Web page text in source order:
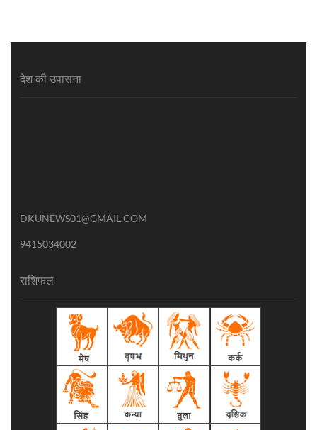
देश की उपासना
DKUNEWS01@GMAIL.COM
9415034002
राशिफल